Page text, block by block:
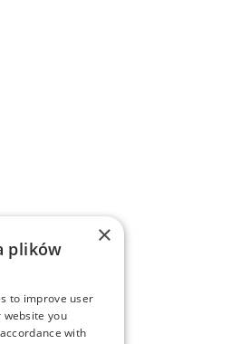
×
plików
to improve user
website you
with